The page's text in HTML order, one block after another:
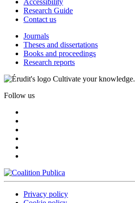
Accessibility
Research Guide
Contact us
Journals
Theses and dissertations
Books and proceedings
Research reports
Cultivate your knowledge.
Follow us
Privacy policy